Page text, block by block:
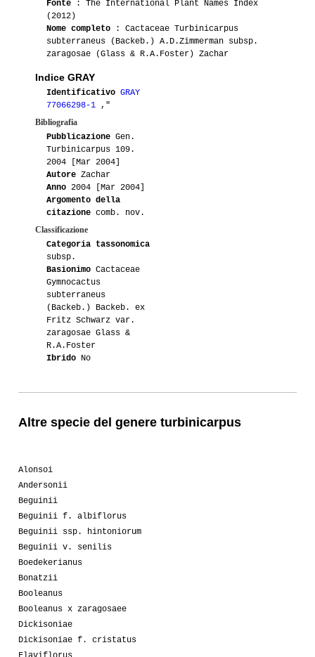
Fonte : The International Plant Names Index
(2012)
Nome completo : Cactaceae Turbinicarpus
subterraneus (Backeb.) A.D.Zimmerman subsp.
zaragosae (Glass & R.A.Foster) Zachar
Indice GRAY
Identificativo GRAY
77066298-1 ,"
Bibliografia
Pubblicazione Gen.
Turbinicarpus 109.
2004 [Mar 2004]
Autore Zachar
Anno 2004 [Mar 2004]
Argomento della
citazione comb. nov.
Classificazione
Categoria tassonomica
subsp.
Basionimo Cactaceae
Gymnocactus
subterraneus
(Backeb.) Backeb. ex
Fritz Schwarz var.
zaragosae Glass &
R.A.Foster
Ibrido No
Altre specie del genere turbinicarpus
Alonsoi
Andersonii
Beguinii
Beguinii f. albiflorus
Beguinii ssp. hintoniorum
Beguinii v. senilis
Boedekerianus
Bonatzii
Booleanus
Booleanus x zaragosaee
Dickisoniae
Dickisoniae f. cristatus